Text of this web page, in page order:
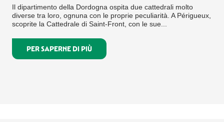
Il dipartimento della Dordogna ospita due cattedrali molto
diverse tra loro, ognuna con le proprie peculiarità. A Périgueux,
scoprite la Cattedrale di Saint-Front, con le sue...
PER SAPERNE DI PIÙ